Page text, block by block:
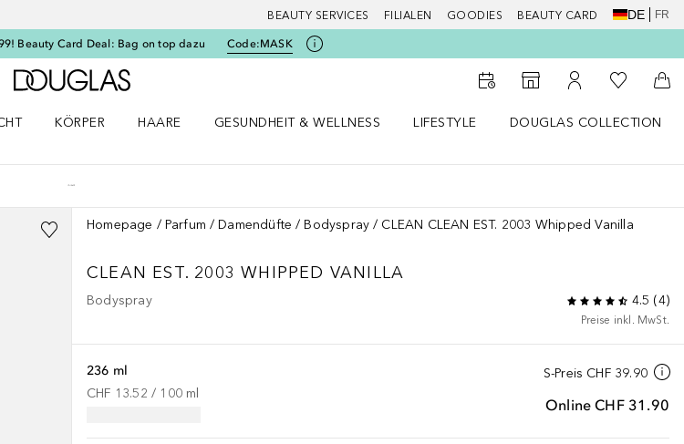
BEAUTY SERVICES FILIALEN GOODIES BEAUTY CARD DE FR
Beauty Card Deal: Bag on top dazu Code:MASK
Zur Douglas Startseite
Zum Storefinder
Zu Meinem
Zu Meiner
KÖRPER
HAARE
GESUNDHEIT & WELLNESS
LIFESTYLE
DOUGLAS COLLECTION
Homepage Parfum Damendüfte Bodyspray CLEAN CLEAN EST. 2003 Whipped Vanilla
CLEAN EST. 2003 WHIPPED VANILLA
Bodyspray 4.5 (4)
Preise inkl. MwSt.
S-Preis CHF 39.90
Online CHF 31.90
236 ml
CHF 13.52 / 100 ml